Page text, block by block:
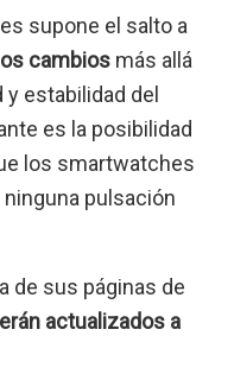
supone el salto a
cambios más allá
estabilidad del
es la posibilidad
los smartwatches
pulsación
de sus páginas de
actualizados a